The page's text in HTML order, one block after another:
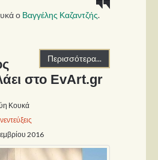
ο Βαγγέλης Καζαντζής.
Περισσότερα...
στο EvArt.gr
Κουκά
2016